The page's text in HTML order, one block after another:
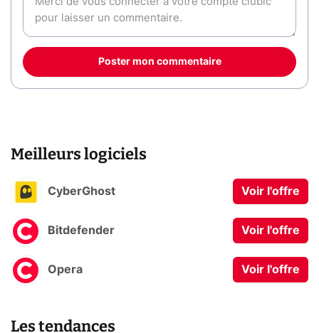
Poster mon commentaire
Meilleurs logiciels
CyberGhost Voir l'offre
Bitdefender Voir l'offre
Opera Voir l'offre
Les tendances